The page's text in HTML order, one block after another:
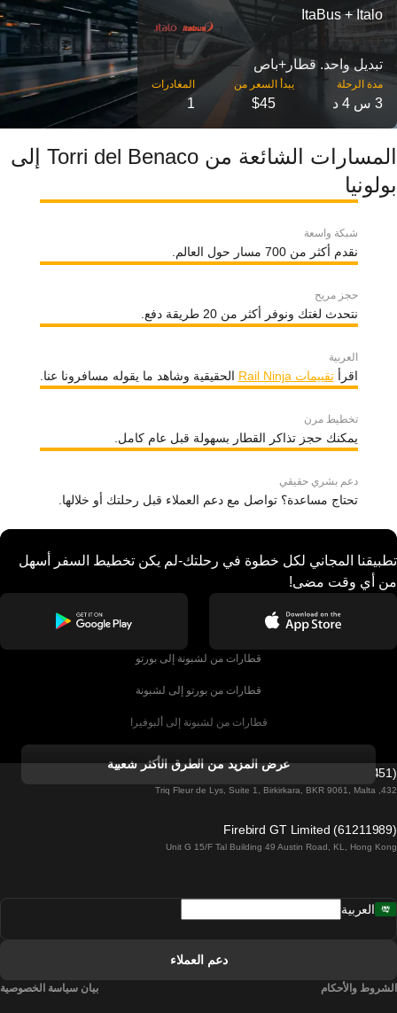
ItaBus + Italo
تبديل واحد. قطار+باص
مدة الرحلة
3 س 4 د
‎يبدأ السعر من
$45
1
المسارات الشائعة من Torri del Benaco إلى
بولونيا
شبكة واسعة
نقدم أكثر من 700 مسار حول العالم.
حجز مريح
نتحدث لغتك ونوفر أكثر من 20 طريقة دفع.
العربية
اقرأتقييمات Rail Ninja الحقيقية وشاهد ما يقوله مسافرونا عنا.
تخطيط مرن
يمكنك حجز تذاكر القطار بسهولة قبل عام كامل.
دعم بشري حقيقي
تحتاج مساعدة؟ تواصل مع دعم العملاء قبل رحلتك أو خلالها.
تطبيقنا المجاني لكل خطوة في رحلتك-لم يكن تخطيط السفر أسهل
من أي وقت مضى!
قطارات من لشبونة إلى بورتو
قطارات من بورتو إلى لشبونة
قطارات من لشبونة إلى ألبوفيرا
قطارات من ألبوفيرا إلى لشبونة
قطارات من لشبونة إلى لاغوس
قطارات من لشبونة إلى مدريد
عرض المزيد من الطرق الأكثر شعبية
Firebird GT Limited (OC 1451)
432, Triq Fleur de Lys, Suite 1, Birkirkara, BKR 9061, Malta
Firebird GT Limited (61211989)
Unit G 15/F Tal Building 49 Austin Road, KL, Hong Kong
العربية
دعم العملاء
الشروط والأحكام بيان سياسة الخصوصية